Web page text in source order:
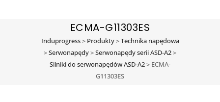
ECMA-G11303ES
Induprogress> Produkty>Technika napędowa
>Serwonapędy>Serwonapędy serii ASD-A2>
Silniki do serwonapędów ASD-A2> ECMA-
G11303ES